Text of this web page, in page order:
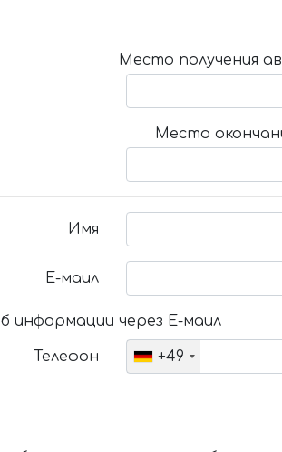
Место получения
Место
Имя
Е-маил
информации через Е-маил
Телефон +49